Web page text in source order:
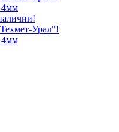
4мм
Урал"!
4мм